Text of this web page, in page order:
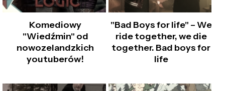
Komediowy
"Wiedźmin" od
nowozelandzkich
youtuberów!
"Bad Boys for life" – We
ride together, we die
together. Bad boys for
life